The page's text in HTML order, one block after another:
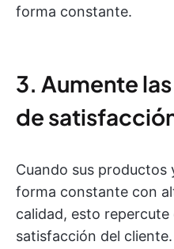
forma constante.
3. Aumente
de
Cuando sus productos
forma constante con
calidad, esto
satisfacción del